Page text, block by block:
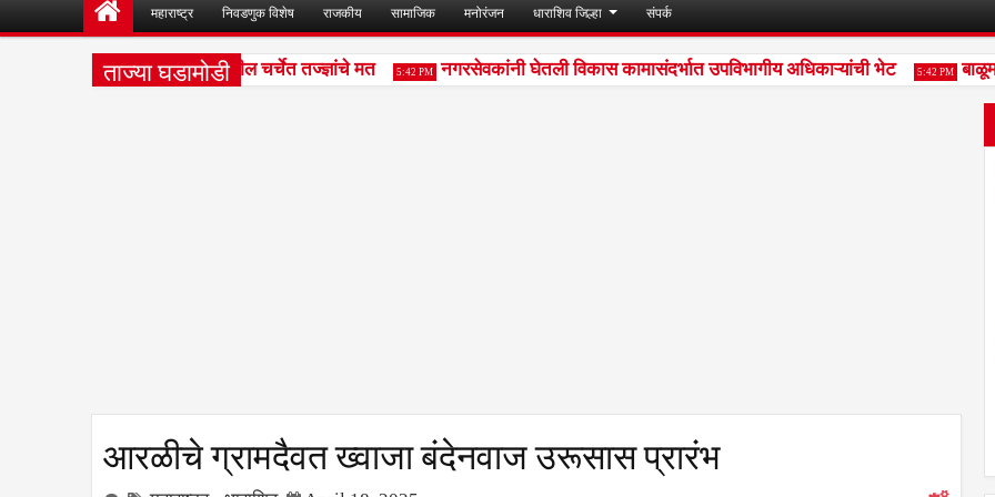
महाराष्ट्र निवडणुक विशेष राजकीय सामाजिक मनोरंजन धाराशिव जिल्हा संपर्क
ताज्या घडामोडी
घेणे गरजेचे; CET निकालावरील चर्चेत तज्ज्ञांचे मत 5:42 PM नगरसेवकांनी घेतली विकास कामासंदर्भात उपविभागीय अधिकाऱ्यांची भेट 5:42 PM
आरळीचे ग्रामदैवत ख्वाजा बंदेनवाज उरूसास प्रारंभ